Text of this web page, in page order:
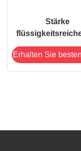
Stärke
Absorption
Schablonen-
Erhalten Sie